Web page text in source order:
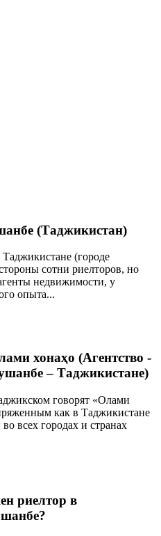
(Таджикистан)
Таджикистане (городе
сотни риелторов, но
недвижимости, у
опыта...
хонаҳо (Агентство -
– Таджикистане)
говорят «Олами
как в Таджикистане
всех городах и странах
риелтор в